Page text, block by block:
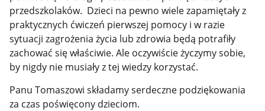
przedszkolaków. Dzieci na pewno wiele zapamiętały z
praktycznych ćwiczeń pierwszej pomocy i w razie
sytuacji zagrożenia życia lub zdrowia będą potrafiły
zachować się właściwie. Ale oczywiście życzymy sobie,
by nigdy nie musiały z tej wiedzy korzystać.
Panu Tomaszowi składamy serdeczne podziękowania
za czas poświęcony dzieciom.